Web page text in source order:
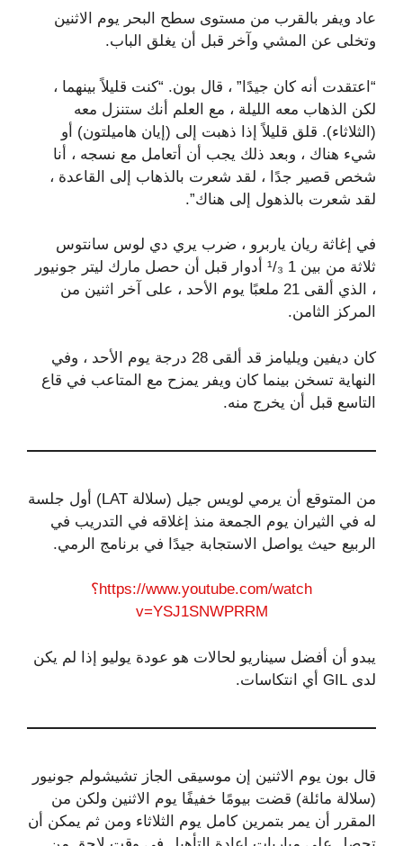
عاد ويفر بالقرب من مستوى سطح البحر يوم الاثنين
وتخلى عن المشي وآخر قبل أن يغلق الباب.
“اعتقدت أنه كان جيدًا” ، قال بون. “كنت قليلاً بينهما ،
لكن الذهاب معه الليلة ، مع العلم أنك ستنزل معه
(الثلاثاء). قلق قليلاً إذا ذهبت إلى (إيان هاميلتون) أو
شيء هناك ، وبعد ذلك يجب أن أتعامل مع نسجه ، أنا
شخص قصير جدًا ، لقد شعرت بالذهاب إلى القاعدة ،
لقد شعرت بالذهول إلى هناك”.
في إغاثة ريان ياربرو ، ضرب يري دي لوس سانتوس
ثلاثة من بين 1 ¹/₃ أدوار قبل أن حصل مارك ليتر جونيور
، الذي ألقى 21 ملعبًا يوم الأحد ، على آخر اثنين من
المركز الثامن.
كان ديفين ويليامز قد ألقى 28 درجة يوم الأحد ، وفي
النهاية تسخن بينما كان ويفر يمزح مع المتاعب في قاع
التاسع قبل أن يخرج منه.
من المتوقع أن يرمي لويس جيل (سلالة LAT) أول جلسة
له في الثيران يوم الجمعة منذ إغلاقه في التدريب في
الربيع حيث يواصل الاستجابة جيدًا في برنامج الرمي.
https://www.youtube.com/watch؟
v=YSJ1SNWPRRM
يبدو أن أفضل سيناريو لحالات هو عودة يوليو إذا لم يكن
لدى GIL أي انتكاسات.
قال بون يوم الاثنين إن موسيقى الجاز تشيشولم جونيور
(سلالة مائلة) قضت بيومًا خفيفًا يوم الاثنين ولكن من
المقرر أن يمر بتمرين كامل يوم الثلاثاء ومن ثم يمكن أن